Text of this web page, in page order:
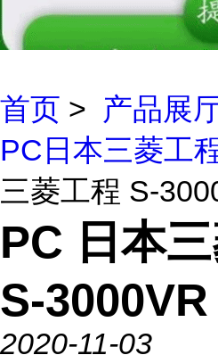
首页 > 产品展
PC日本三菱工
三菱工程 S-
PC 日本
S-
2020-11-03